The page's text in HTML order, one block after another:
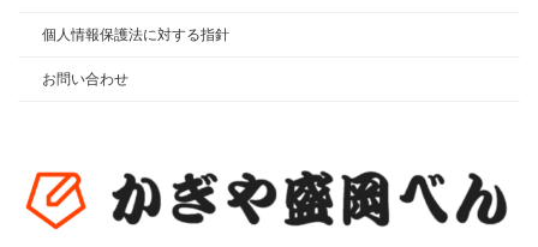
個人情報保護法に対する指針
お問い合わせ